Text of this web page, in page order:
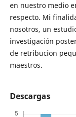
en nuestro medio
respecto. Mi
nosotros, un
investigación
de retribucion
maestros.
Descargas